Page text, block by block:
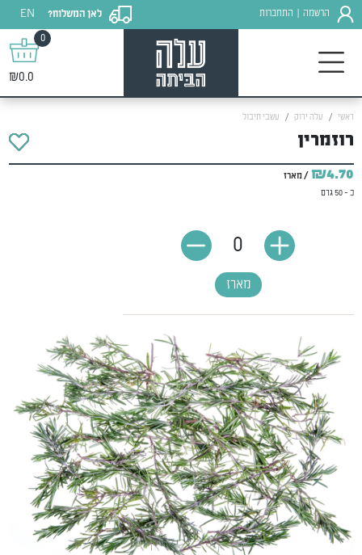
הרשמה התחברות לאן המשלוח?
EN
0
₪0.0
ראשי עלה ירוק עשבי תיבול
רוזמרין
₪4.70 / מארז
כ - 50 גרם
מארז
0